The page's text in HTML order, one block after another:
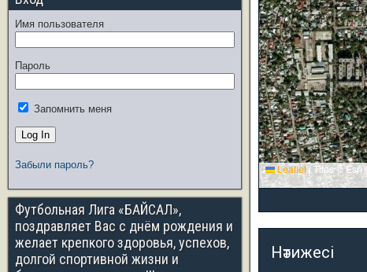
Leaflet|Tiles © Esri
Нәтижесі
Имя пользователя
Пароль
Запомнить меня
Забыли пароль?
Футбольная Лига «БАЙСАЛ»,
поздравляет Вас с днём рождения и
желает крепкого здоровья, успехов,
долгой спортивной жизни и